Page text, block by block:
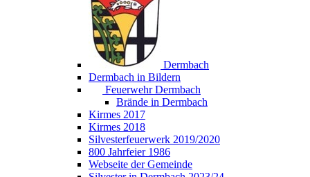
Dermbach
Dermbach in Bildern
Feuerwehr Dermbach
Brände in Dermbach
Kirmes 2017
Kirmes 2018
Silvesterfeuerwerk 2019/2020
800 Jahrfeier 1986
Webseite der Gemeinde